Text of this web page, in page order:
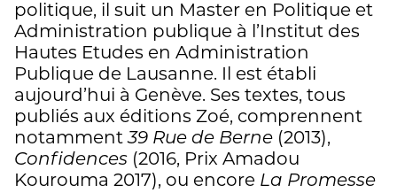
politique, il suit un Master en Politique et
Administration publique à l’Institut des
Hautes Etudes en Administration
Publique de Lausanne. Il est établi
aujourd’hui à Genève. Ses textes, tous
publiés aux éditions Zoé, comprennent
notamment39 Rue de Berne (2013),
Confidences (2016, Prix Amadou
Kourouma 2017), ou encore La Promesse